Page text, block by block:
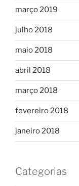
março 2019
julho 2018
maio 2018
abril 2018
março 2018
fevereiro 2018
janeiro 2018
Categorias